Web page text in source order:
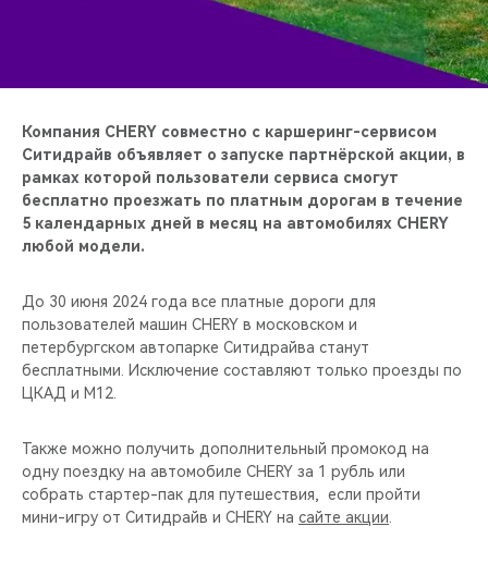
CHERY ДЛЯ ДЕТЕЙ
Компания CHERY совместно с каршеринг-сервисом
Ситидрайв объявляет о запуске партнёрской акции, в
рамках которой пользователи сервиса смогут
бесплатно проезжать по платным дорогам в течение
5 календарных дней в месяц на автомобилях CHERY
любой модели.
До 30 июня 2024 года все платные дороги для
пользователей машин CHERY в московском и
петербургском автопарке Ситидрайва станут
бесплатными. Исключение составляют только проезды по
ЦКАД и М12.
Также можно получить дополнительный промокод на
одну поездку на автомобиле CHERY за 1 рубль или
собрать стартер-пак для путешествия, если пройти
мини-игру от Ситидрайв и CHERY на сайте акции